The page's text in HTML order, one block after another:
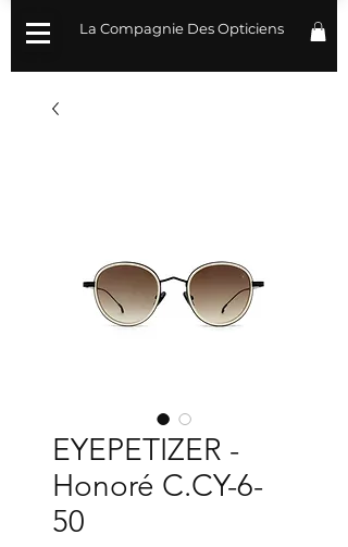
La Compagnie Des Opticiens
EYEPETIZER -
Honoré C.CY-6-
50